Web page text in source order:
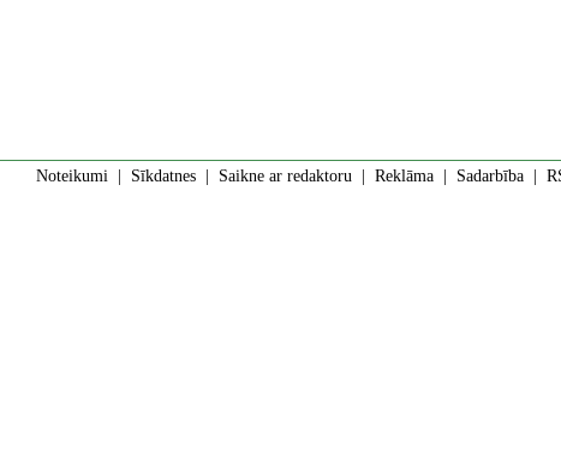
Noteikumi Sīkdatnes Saikne ar redaktoru Reklāma Sadarbība